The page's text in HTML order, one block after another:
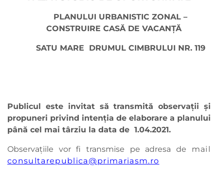
PLANULUI URBANISTIC ZONAL –
CONSTRUIRE CASĂ DE VACANȚĂ
SATU MARE DRUMUL CIMBRULUI NR. 119
Publicul este invitat să transmită observaţii şi
propuneri privind intenţia de elaborare a planului
până cel mai târziu la data de 1.04.2021.
Observaţiile vor fi transmise pe adresa de mail
consultarepublica@primariasm.ro